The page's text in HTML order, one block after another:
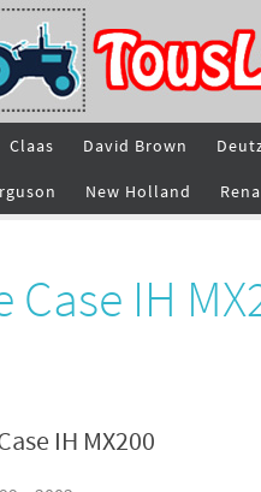
Claas David Brown
New Holland
IH
IH MX200